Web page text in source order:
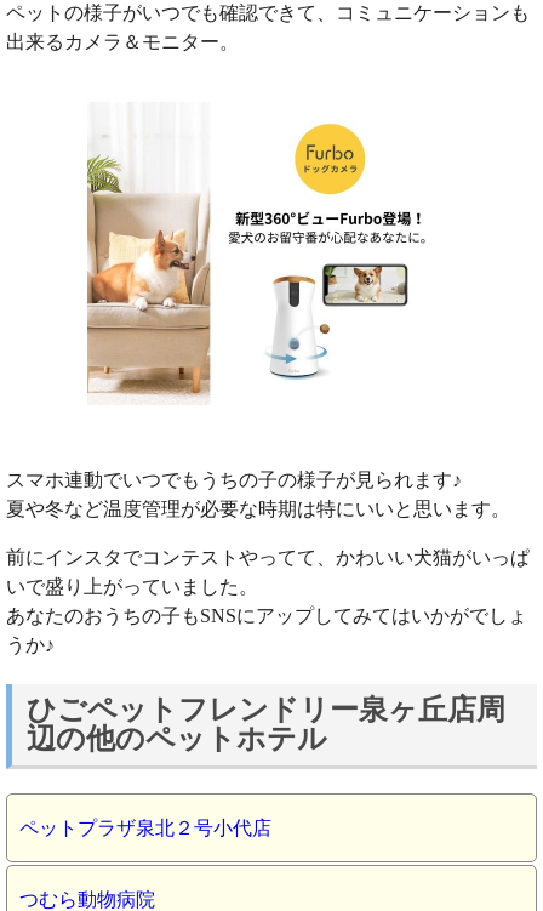
ペットの様子がいつでも確認できて、コミュニケーションも
出来るカメラ＆モニター。
スマホ連動でいつでもうちの子の様子が見られます♪
夏や冬など温度管理が必要な時期は特にいいと思います。
前にインスタでコンテストやってて、かわいい犬猫がいっぱ
いで盛り上がっていました。
あなたのおうちの子もSNSにアップしてみてはいかがでしょ
うか♪
ひごペットフレンドリー泉ヶ丘店周
辺の他のペットホテル
ペットプラザ泉北２号小代店
つむら動物病院